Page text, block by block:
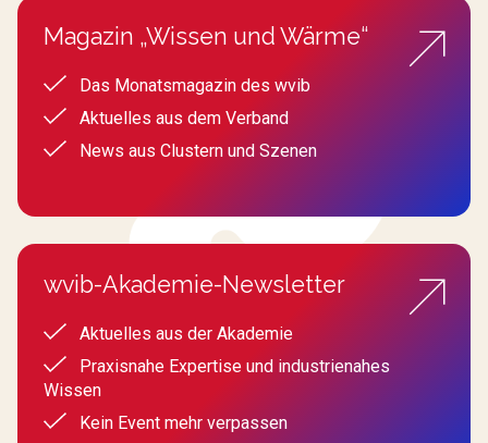
Magazin „Wissen und Wärme“
Das Monatsmagazin des wvib
Aktuelles aus dem Verband
News aus Clustern und Szenen
wvib-Akademie-Newsletter
Aktuelles aus der Akademie
Praxisnahe Expertise und industrienahes
Wissen
Kein Event mehr verpassen